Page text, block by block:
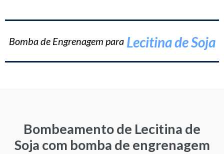
Bomba de Engrenagem para Lecitina de Soja
Bombeamento de Lecitina de
Soja com bomba de engrenagem